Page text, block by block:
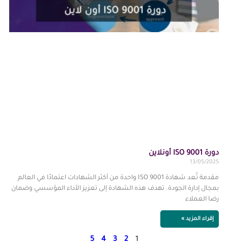
دورة ISO 9001 أونلاين
13/05/2025
مقدمة تُعد شهادة ISO 9001 واحدة من أكثر الشهادات اعتمادًا في العالم
بمجال إدارة الجودة. تهدف هذه الشهادة إلى تعزيز الأداء المؤسسي وضمان
رضا العملاء
إقراء المزيد »
1
2
3
4
5